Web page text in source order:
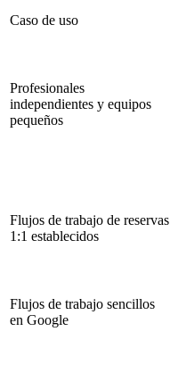
Caso de uso
Profesionales
independientes y equipos
pequeños
Flujos de trabajo de reservas
1:1 establecidos
Flujos de trabajo sencillos
en Google